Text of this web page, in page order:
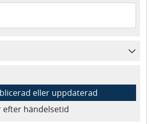
eller uppdaterad
efter händelsetid